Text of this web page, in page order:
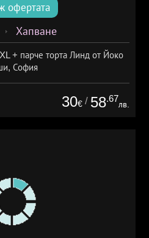
офертата
Хапване
+ парче торта Линд от Йоко
София
30€ / 58.67
лв.